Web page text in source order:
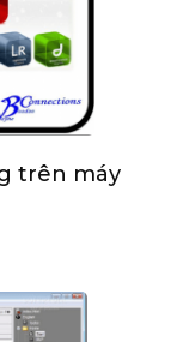
trên máy